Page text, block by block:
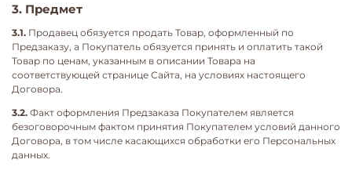
3. Предмет
3.1. Продавец обязуется продать Товар, оформленный по
Предзаказу, а Покупатель обязуется принять и оплатить такой
Товар по ценам, указанным в описании Товара на
соответствующей странице Сайта, на условиях настоящего
Договора.
3.2. Факт оформления Предзаказа Покупателем является
безоговорочным фактом принятия Покупателем условий данного
Договора, в том числе касающихся обработки его Персональных
данных.